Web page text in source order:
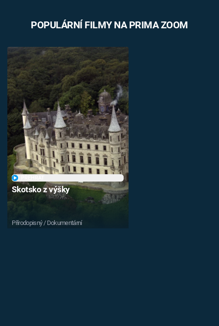
POPULÁRNÍ FILMY NA PRIMA ZOOM
Skotsko z výšky
Přírodopisný / Dokumentární